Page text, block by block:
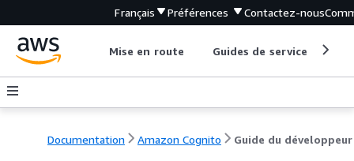
Français Préférences Contactez-nous
Mise en route Guides de service
Documentation Amazon Cognito Guide du développeur